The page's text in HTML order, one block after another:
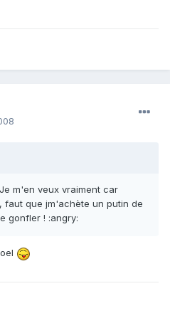
m'en veux vraiment car
faut que jm'achète un putin de
gonfler ! :angry: